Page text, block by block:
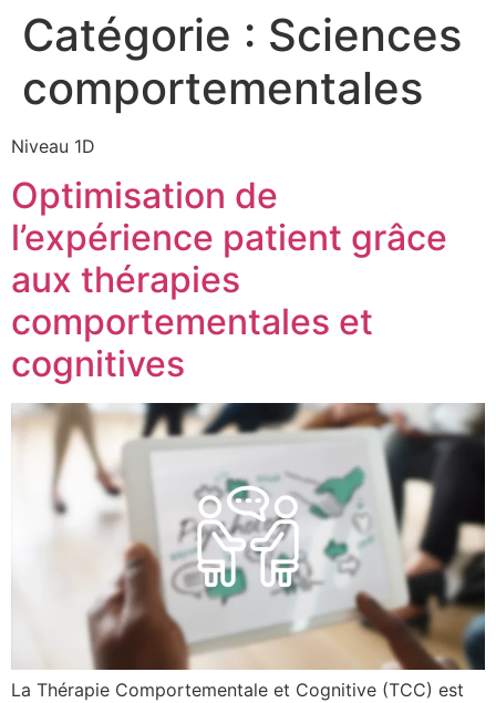
Catégorie : Sciences
comportementales
Niveau 1D
Optimisation de
l’expérience patient grâce
aux thérapies
comportementales et
cognitives
La Thérapie Comportementale et Cognitive (TCC) est